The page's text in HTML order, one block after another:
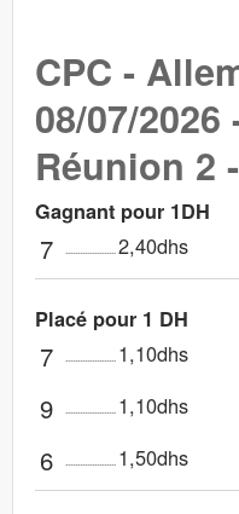
CPC -
08/07/2026
Réunion 2
Gagnant pour 1DH
7 2,40dhs
Placé pour 1 DH
7 1,10dhs
9 1,10dhs
6 1,50dhs